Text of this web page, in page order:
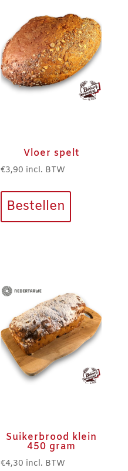
Vloer spelt
€3,90 incl. BTW
Bestellen
Suikerbrood klein
450 gram
€4,30 incl. BTW